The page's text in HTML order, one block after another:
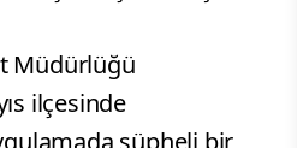
Müdürlüğü
ilçesinde
şüpheli bir